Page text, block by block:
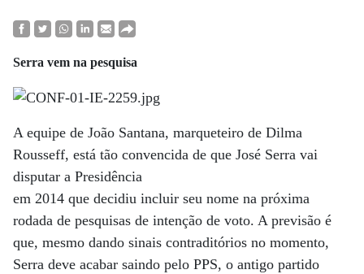
Serra vem na pesquisa
A equipe de João Santana, marqueteiro de Dilma
Rousseff, está tão convencida de que José Serra vai
disputar a Presidência
em 2014 que decidiu incluir seu nome na próxima
rodada de pesquisas de intenção de voto. A previsão é
que, mesmo dando sinais contraditórios no momento,
Serra deve acabar saindo pelo PPS, o antigo partido